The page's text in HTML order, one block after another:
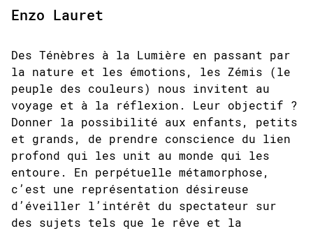
Enzo Lauret
Des Ténèbres à la Lumière en passant par
la nature et les émotions, les Zémis (le
peuple des couleurs) nous invitent au
voyage et à la réflexion. Leur objectif ?
Donner la possibilité aux enfants, petits
et grands, de prendre conscience du lien
profond qui les unit au monde qui les
entoure. En perpétuelle métamorphose,
c’est une représentation désireuse
d’éveiller l’intérêt du spectateur sur
des sujets tels que le rêve et la